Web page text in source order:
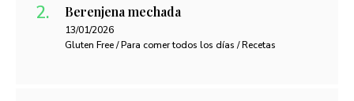
Berenjena mechada
13/01/2026
Gluten Free / Para comer todos los días / Recetas